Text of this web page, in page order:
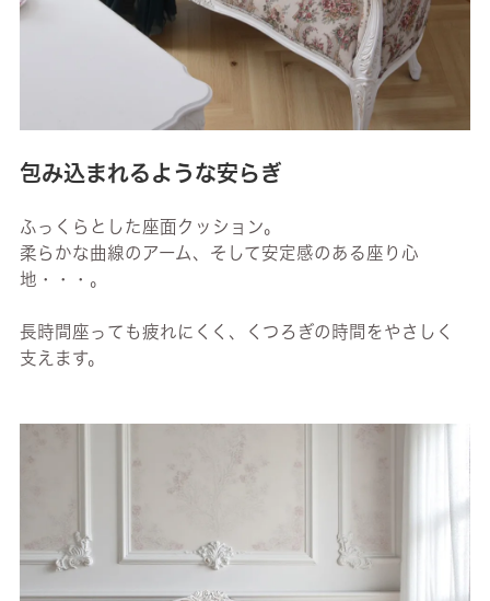
包み込まれるような安らぎ
ふっくらとした座面クッション。
柔らかな曲線のアーム、そして安定感のある座り心
地・・・。
長時間座っても疲れにくく、くつろぎの時間をやさしく
支えます。